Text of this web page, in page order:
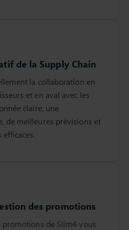
de la Supply Chain
la collaboration en
et en aval avec les
claire, une
de meilleures prévisions et
des promotions
promotions de Slim4 vous